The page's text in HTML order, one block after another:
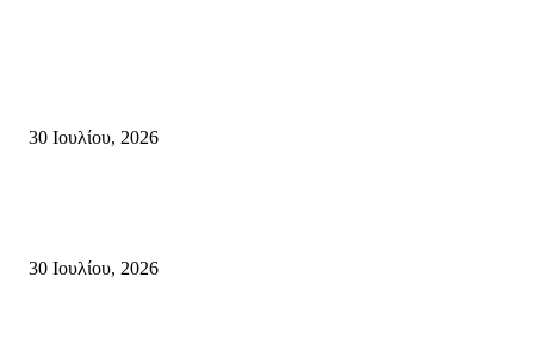
30 Ιουλίου, 2026
30 Ιουλίου, 2026